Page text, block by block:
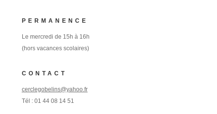
PERMANENCE
Le mercredi de 15h à 16h
(hors vacances scolaires)
CONTACT
cerclegobelins@yahoo.fr
Tél : 01 44 08 14 51